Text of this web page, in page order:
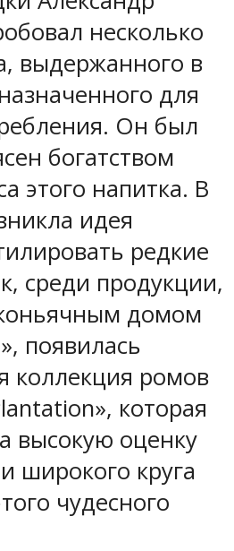
несколько
выдержанного в
для
Он был
богатством
этого напитка. В
идея
редкие
среди продукции,
домом
появилась
коллекция ромов
которая
высокую оценку
широкого круга
чудесного